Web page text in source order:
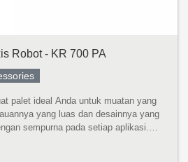
Robot - KR 700 PA
palet ideal Anda untuk muatan yang
yang luas dan desainnya yang
sempurna pada setiap aplikasi.